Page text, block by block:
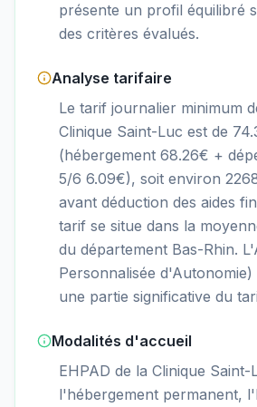
présente un profil équilibré
des critères évalués.
Analyse tarifaire
Le tarif journalier minimum
Clinique Saint-Luc est de
(hébergement 68.26€ +
5/6 6.09€), soit environ
avant déduction des aides
tarif se situe dans la
du département Bas-Rhin.
Personnalisée
une partie significative du
Modalités d'accueil
EHPAD de la Clinique
l'hébergement permanent,